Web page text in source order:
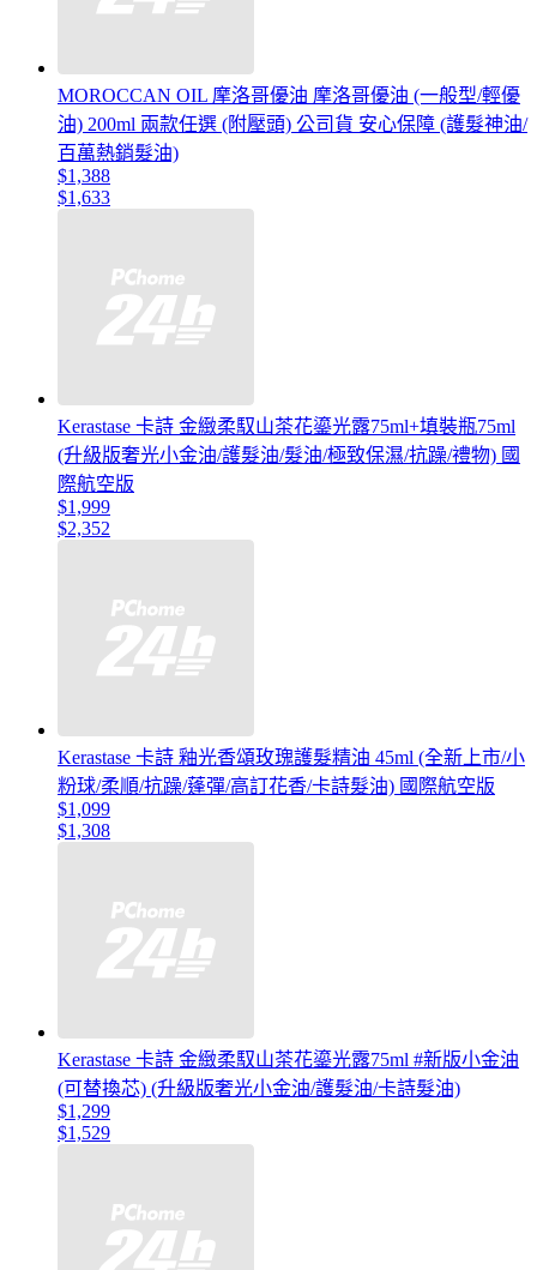
MOROCCAN OIL 摩洛哥優油 摩洛哥優油 (一般型/輕優
油) 200ml 兩款任選 (附壓頭) 公司貨 安心保障 (護髮神油/
百萬熱銷髮油)
$1,388
$1,633
Kerastase 卡詩 金緻柔馭山茶花鎏光露75ml+填裝瓶75ml
(升級版奢光小金油/護髮油/髮油/極致保濕/抗躁/禮物) 國
際航空版
$1,999
$2,352
Kerastase 卡詩 釉光香頌玫瑰護髮精油 45ml (全新上市/小
粉球/柔順/抗躁/蓬彈/高訂花香/卡詩髮油) 國際航空版
$1,099
$1,308
Kerastase 卡詩 金緻柔馭山茶花鎏光露75ml #新版小金油
(可替換芯) (升級版奢光小金油/護髮油/卡詩髮油)
$1,299
$1,529